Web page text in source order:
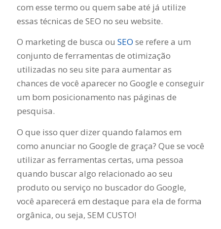
com esse termo ou quem sabe até já utilize
essas técnicas de SEO no seu website.
O marketing de busca ou SEO se refere a um
conjunto de ferramentas de otimização
utilizadas no seu site para aumentar as
chances de você aparecer no Google e conseguir
um bom posicionamento nas páginas de
pesquisa.
O que isso quer dizer quando falamos em
como anunciar no Google de graça? Que se você
utilizar as ferramentas certas, uma pessoa
quando buscar algo relacionado ao seu
produto ou serviço no buscador do Google,
você aparecerá em destaque para ela de forma
orgânica, ou seja, SEM CUSTO!